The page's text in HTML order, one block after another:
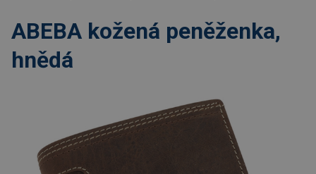
ABEBA kožená peněženka,
hnědá